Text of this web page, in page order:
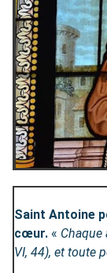
Saint Antoine
cœur. «
VI, 44), et toute